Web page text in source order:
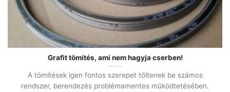
Grafit tömítés, ami nem hagyja cserben!
A tömítések igen fontos szerepet töltenek be számos
rendszer, berendezés problémamentes működtetésében.